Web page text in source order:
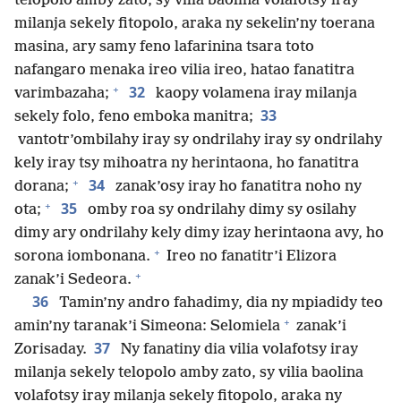
milanja sekely fitopolo, araka ny sekelin’ny toerana
masina, ary samy feno lafarinina tsara toto
nafangaro menaka ireo vilia ireo, hatao fanatitra
varimbazaha; + 32
kaopy volamena iray milanja
sekely folo, feno emboka manitra; 33
vantotr’ombilahy iray sy ondrilahy iray sy ondrilahy
kely iray tsy mihoatra ny herintaona, ho fanatitra
dorana; + 34
zanak’osy iray ho fanatitra noho ny
ota; + 35
omby roa sy ondrilahy dimy sy osilahy
dimy ary ondrilahy kely dimy izay herintaona avy, ho
sorona iombonana. + Ireo no fanatitr’i Elizora
zanak’i Sedeora. +
36
Tamin’ny andro fahadimy, dia ny mpiadidy teo
amin’ny taranak’i Simeona: Selomiela + zanak’i
Zorisaday. 37
Ny fanatiny dia vilia volafotsy iray
milanja sekely telopolo amby zato, sy vilia baolina
volafotsy iray milanja sekely fitopolo, araka ny